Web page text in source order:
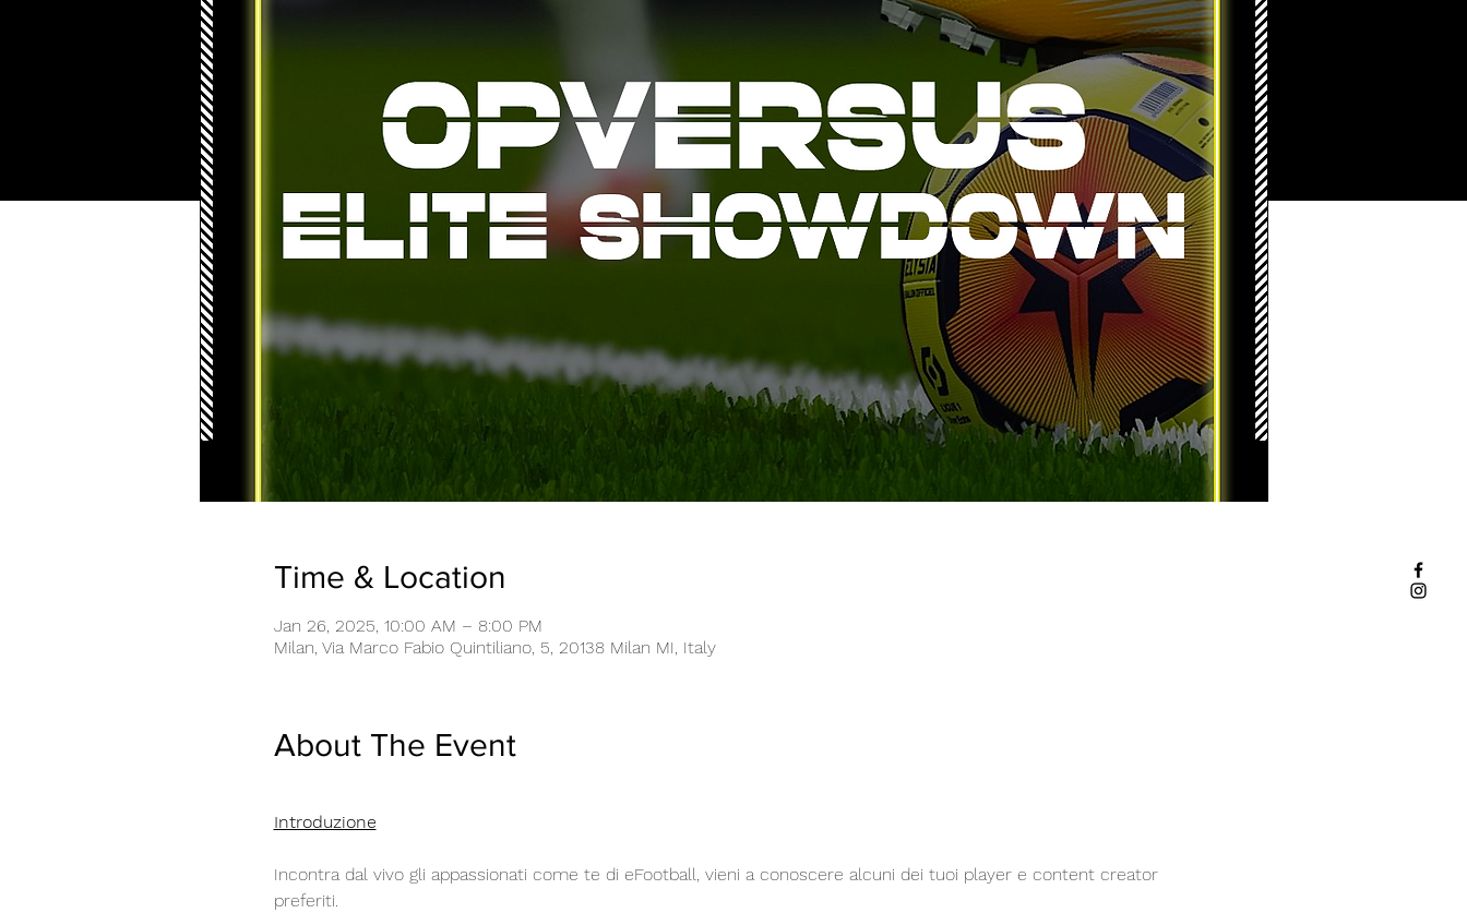
Time & Location
Jan 26, 2025, 10:00 AM – 8:00 PM
Milan, Via Marco Fabio Quintiliano, 5, 20138 Milan MI, Italy
About The Event
Introduzione
Incontra dal vivo gli appassionati come te di eFootball, vieni a conoscere alcuni dei tuoi player e content creator
preferiti.